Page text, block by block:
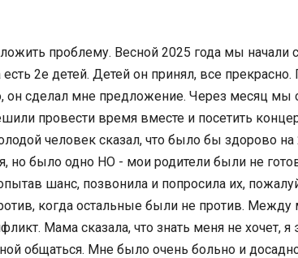
проблему. Весной 2025 года мы начали
есть 2е детей. Детей он принял, все
он сделал мне предложение. Через месяц мы
провести время вместе и посетить
человек сказал, что было бы здорово на
но было одно НО - мои родители были не
шанс, позвонила и попросила их,
когда остальные были не против.
Мама сказала, что знать меня не хочет, я
общаться. Мне было очень больно и